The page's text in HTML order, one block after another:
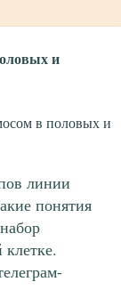
и
в половых и
линии
понятия